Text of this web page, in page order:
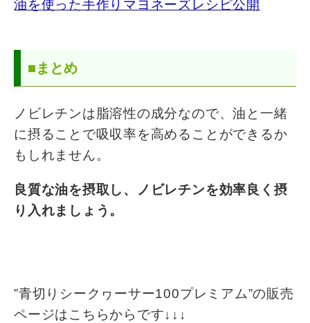
油を使った手作りマヨネーズレシピ公開
■まとめ
ノビレチンは脂溶性の成分なので、油と一緒
に摂ることで吸収率を高めることができるか
もしれません。
良質な油を摂取し、ノビレチンを効率良く摂
り入れましょう。
”青切りシークヮーサー100プレミアム”の販売
ページはこちらからです↓↓↓